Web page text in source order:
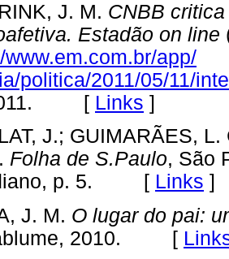
J. M. CNBB
Estadão on line
www.em.com.br/app/
politica/2011/05/11/
[ Links ]
J.; GUIMARÃES,
Folha de S.Paulo, São
p. 5. [ Links ]
J. M. O lugar do pai:
2010. [